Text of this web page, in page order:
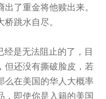
了重金将他赎出来。
跳水自尽。
是无法阻止的了，目
但还没有撕破脸皮，若
么在美国的华人大概率
，即使你是入籍的美国